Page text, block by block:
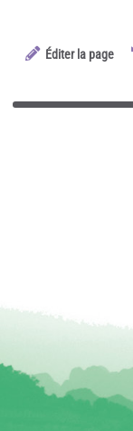
Éditer la page